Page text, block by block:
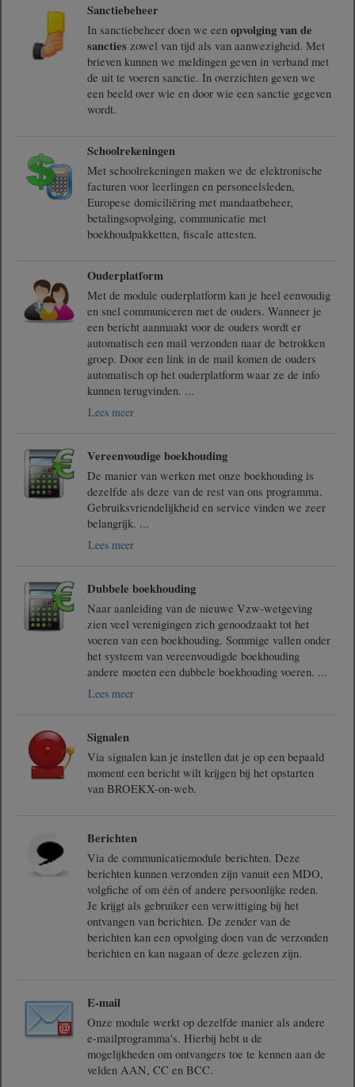
Sanctiebeheer
In sanctiebeheer doen we een opvolging van de
sancties zowel van tijd als van aanwezigheid. Met
brieven kunnen we meldingen geven in verband met
de uit te voeren sanctie. In overzichten geven we
een beeld over wie en door wie een sanctie gegeven
wordt.
Schoolrekeningen
Met schoolrekeningen maken we de elektronische
facturen voor leerlingen en personeelsleden,
Europese domiciliëring met mandaatbeheer,
betalingsopvolging, communicatie met
boekhoudpakketten, fiscale attesten.
Ouderplatform
Met de module ouderplatform kan je heel eenvoudig
en snel communiceren met de ouders. Wanneer je
een bericht aanmaakt voor de ouders wordt er
automatisch een mail verzonden naar de betrokken
groep. Door een link in de mail komen de ouders
automatisch op het ouderplatform waar ze de info
kunnen terugvinden. ...
Lees meer
Vereenvoudige boekhouding
De manier van werken met onze boekhouding is
dezelfde als deze van de rest van ons programma.
Gebruiksvriendelijkheid en service vinden we zeer
belangrijk. ...
Lees meer
Dubbele boekhouding
Naar aanleiding van de nieuwe Vzw-wetgeving
zien veel verenigingen zich genoodzaakt tot het
voeren van een boekhouding. Sommige vallen onder
het systeem van vereenvoudigde boekhouding
andere moeten een dubbele boekhouding voeren. ...
Lees meer
Signalen
Via signalen kan je instellen dat je op een bepaald
moment een bericht wilt krijgen bij het opstarten
van BROEKX-on-web.
Berichten
Via de communicatiemodule berichten. Deze
berichten kunnen verzonden zijn vanuit een MDO,
volgfiche of om één of andere persoonlijke reden.
Je krijgt als gebruiker een verwittiging bij het
ontvangen van berichten. De zender van de
berichten kan een opvolging doen van de verzonden
berichten en kan nagaan of deze gelezen zijn.
E-mail
Onze module werkt op dezelfde manier als andere
e-mailprogramma's. Hierbij hebt u de
mogelijkheden om ontvangers toe te kennen aan de
velden AAN, CC en BCC.